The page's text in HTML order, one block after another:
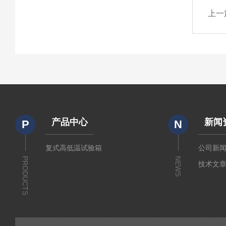
上
P
PRODUCTS
产品中心
复式高低温试验箱
N
NEWS
新闻
公司新
技术文